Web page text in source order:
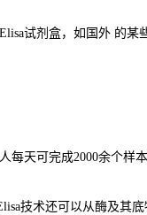
Elisa试剂盒，如国外 的某
每天可完成2000余个样
技术还可以从酶及其底